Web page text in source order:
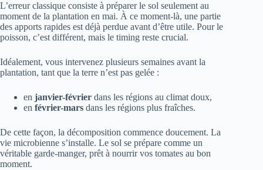
L’erreur classique consiste à préparer le sol seulement au
moment de la plantation en mai. À ce moment-là, une partie
des apports rapides est déjà perdue avant d’être utile. Pour le
poisson, c’est différent, mais le timing reste crucial.
Idéalement, vous intervenez plusieurs semaines avant la
plantation, tant que la terre n’est pas gelée :
en janvier-février dans les régions au climat doux,
en février-mars dans les régions plus fraîches.
De cette façon, la décomposition commence doucement. La
vie microbienne s’installe. Le sol se prépare comme un
véritable garde-manger, prêt à nourrir vos tomates au bon
moment.